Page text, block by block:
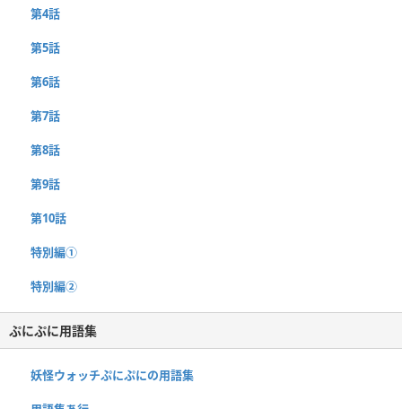
第4話
第5話
第6話
第7話
第8話
第9話
第10話
特別編①
特別編②
ぷにぷに用語集
妖怪ウォッチぷにぷにの用語集